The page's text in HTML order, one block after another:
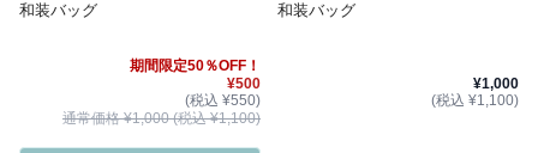
和装バッグ
期間限定50％OFF！
¥500
(税込 ¥550)
通常価格 ¥1,000 (税込 ¥1,100)
和装バッグ
¥1,000
(税込 ¥1,100)